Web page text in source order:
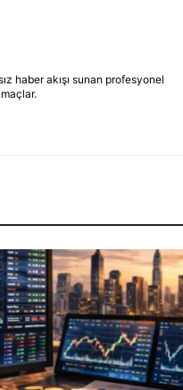
haber akışı sunan profesyonel